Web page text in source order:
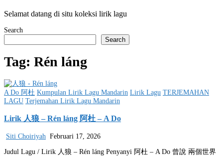
Selamat datang di situ koleksi lirik lagu
Search
Search
Tag: Rén láng
Posted
in
A Do 阿杜 Kumpulan Lirik Lagu Mandarin Lirik Lagu TERJEMAHAN
LAGU Terjemahan Lirik Lagu Mandarin
Lirik 人狼 – Rén láng 阿杜 – A Do
Siti Choiriyah Februari 17, 2026
Judul Lagu / Lirik 人狼 – Rén láng Penyanyi 阿杜 – A Do 曾說 兩個世界